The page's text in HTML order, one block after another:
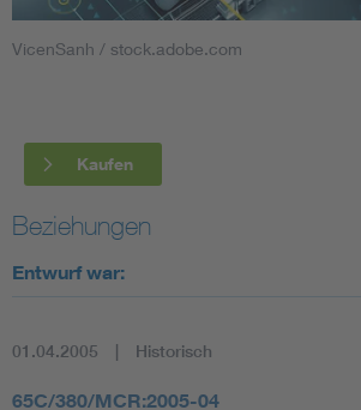
Smart Cities
Blitzschutz: DIN EN 62305 in der
Circular Economy für mehr
VicenSanh / stock.adobe.com
Kaufen
Beziehungen
Entwurf war:
01.04.2005 Historisch
65C/380/MCR:2005-04